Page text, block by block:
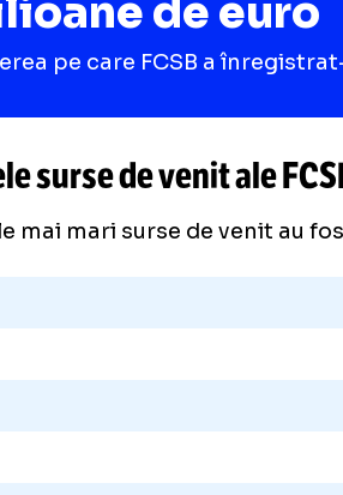
de euro
pe care FCSB a
surse de venit ale
mai mari surse de venit au